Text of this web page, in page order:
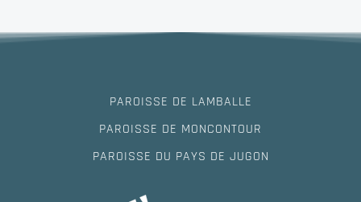
PAROISSE DE LAMBALLE
PAROISSE DE MONCONTOUR
PAROISSE DU PAYS DE JUGON